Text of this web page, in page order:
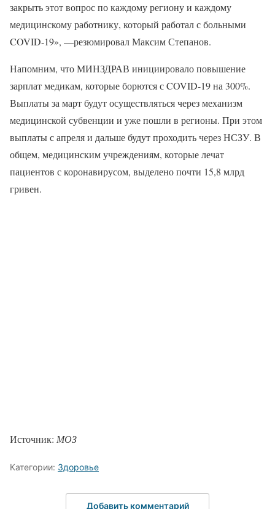
закрыть этот вопрос по каждому региону и каждому
медицинскому работнику, который работал с больными
COVID-19», —резюмировал Максим Степанов.
Напомним, что МИНЗДРАВ инициировало повышение
зарплат медикам, которые борются с COVID-19 на 300%.
Выплаты за март будут осуществляться через механизм
медицинской субвенции и уже пошли в регионы. При этом
выплаты с апреля и дальше будут проходить через НСЗУ. В
общем, медицинским учреждениям, которые лечат
пациентов с коронавирусом, выделено почти 15,8 млрд
гривен.
Источник: МОЗ
Категории: Здоровье
Добавить комментарий